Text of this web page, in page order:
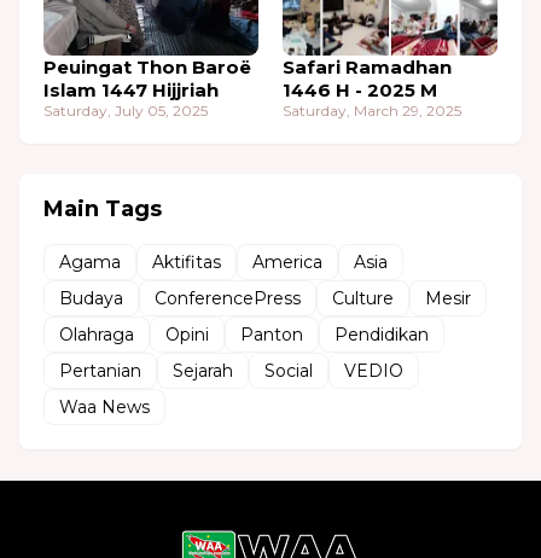
Peuingat Thon Baroë
Islam 1447 Hijjriah
Saturday, July 05, 2025
Safari Ramadhan
1446 H - 2025 M
Saturday, March 29, 2025
Main Tags
Agama Aktifitas America
Asia
Budaya
ConferencePress Culture
Mesir
Olahraga
Opini Panton
Pendidikan
Pertanian
Sejarah Social
VEDIO
Waa News